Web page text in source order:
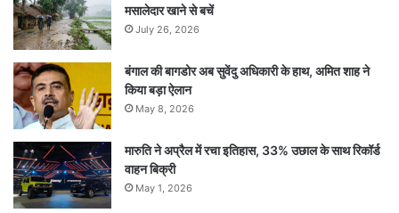
मसालेदार खाने से बचें
July 26, 2026
बंगाल की बागडोर अब सुवेंदु अधिकारी के हाथ, अमित शाह ने
किया बड़ा ऐलान
May 8, 2026
मारुति ने अप्रैल में रचा इतिहास, 33% उछाल के साथ रिकॉर्ड
वाहन बिक्री
May 1, 2026